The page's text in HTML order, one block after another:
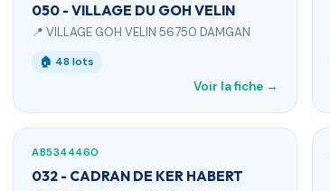
050 - VILLAGE DU GOH VELIN
📍 VILLAGE GOH VELIN 56750 DAMGAN
🏠 48 lots
Voir la fiche →
AB5344460
032 - CADRAN DE KER HABERT